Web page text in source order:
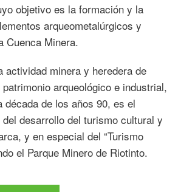
objetivo es la formación y la
arqueometalúrgicos y
Cuenca Minera.
actividad minera y heredera de
arqueológico e industrial,
década de los años 90, es el
desarrollo del turismo cultural y
y en especial del “Turismo
el Parque Minero de Riotinto.